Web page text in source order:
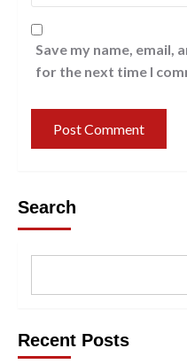
Save my name, email,
for the next time I
Search
Recent Posts